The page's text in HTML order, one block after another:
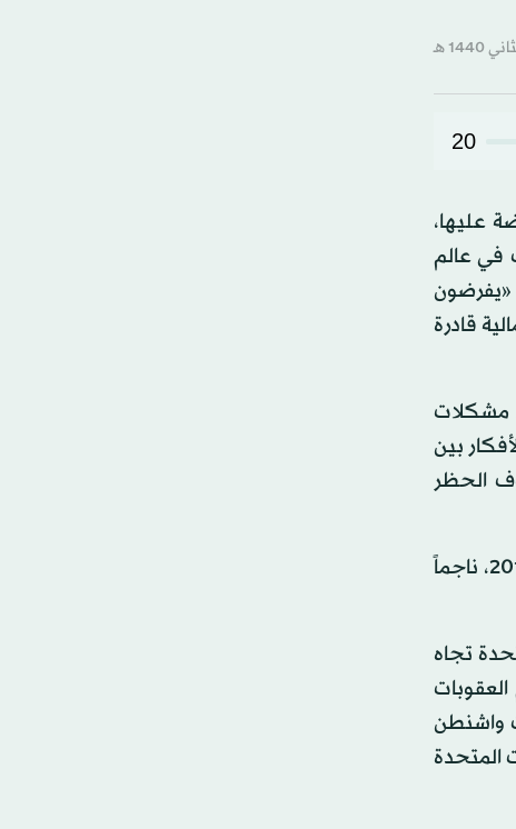
20
عليها،
في عالم
«يفرضون
قادرة
مشكلات
بين
الحظر
ويشير صندوق النقد الدولي إلى أن الاقتصاد الإيراني سيشهد انكماشاً بنسبة 1,5% في عام 2018، و3,6% في عام 2019، ناجماً
تجاه
واشنطن
المتحدة